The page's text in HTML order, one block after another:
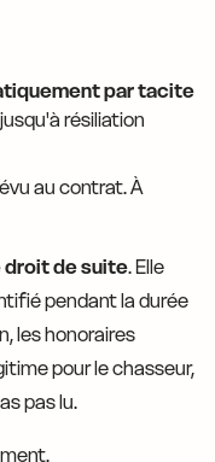
par tacite
résiliation
au contrat. À
droit de suite. Elle
pendant la durée
les honoraires
pour le chasseur,
pas lu.